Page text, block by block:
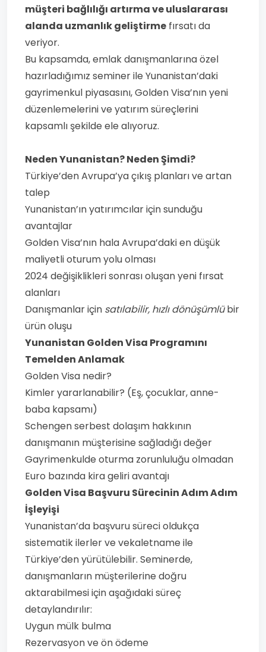
müşteri bağlılığı artırma ve uluslararası
alanda uzmanlık geliştirme fırsatı da
veriyor.
Bu kapsamda, emlak danışmanlarına özel
hazırladığımız seminer ile Yunanistan’daki
gayrimenkul piyasasını, Golden Visa’nın yeni
düzenlemelerini ve yatırım süreçlerini
kapsamlı şekilde ele alıyoruz.
Neden Yunanistan? Neden Şimdi?
Türkiye’den Avrupa’ya çıkış planları ve artan
talep
Yunanistan’ın yatırımcılar için sunduğu
avantajlar
Golden Visa’nın hala Avrupa’daki en düşük
maliyetli oturum yolu olması
2024 değişiklikleri sonrası oluşan yeni fırsat
alanları
Danışmanlar için satılabilir, hızlı dönüşümlübir
ürün oluşu
Yunanistan Golden Visa Programını
Temelden Anlamak
Golden Visa nedir?
Kimler yararlanabilir? (Eş, çocuklar, anne-
baba kapsamı)
Schengen serbest dolaşım hakkının
danışmanın müşterisine sağladığı değer
Gayrimenkulde oturma zorunluluğu olmadan
Euro bazında kira geliri avantajı
Golden Visa Başvuru Sürecinin Adım Adım
İşleyişi
Yunanistan’da başvuru süreci oldukça
sistematik ilerler ve vekaletname ile
Türkiye’den yürütülebilir. Seminerde,
danışmanların müşterilerine doğru
aktarabilmesi için aşağıdaki süreç
detaylandırılır:
Uygun mülk bulma
Rezervasyon ve ön ödeme